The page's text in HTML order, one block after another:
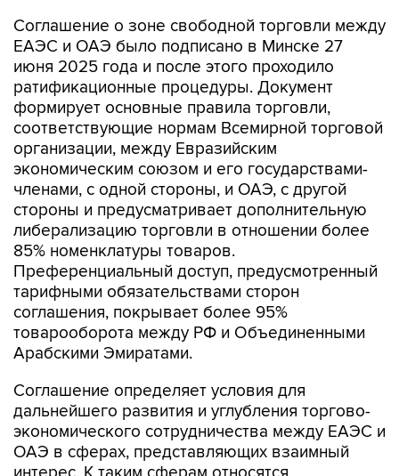
Соглашение о зоне свободной торговли между
ЕАЭС и ОАЭ было подписано в Минске 27
июня 2025 года и после этого проходило
ратификационные процедуры. Документ
формирует основные правила торговли,
соответствующие нормам Всемирной торговой
организации, между Евразийским
экономическим союзом и его государствами-
членами, с одной стороны, и ОАЭ, с другой
стороны и предусматривает дополнительную
либерализацию торговли в отношении более
85% номенклатуры товаров.
Преференциальный доступ, предусмотренный
тарифными обязательствами сторон
соглашения, покрывает более 95%
товарооборота между РФ и Объединенными
Арабскими Эмиратами.
Соглашение определяет условия для
дальнейшего развития и углубления торгово-
экономического сотрудничества между ЕАЭС и
ОАЭ в сферах, представляющих взаимный